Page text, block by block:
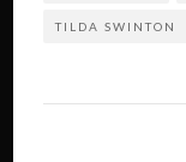
TILDA SWINTON